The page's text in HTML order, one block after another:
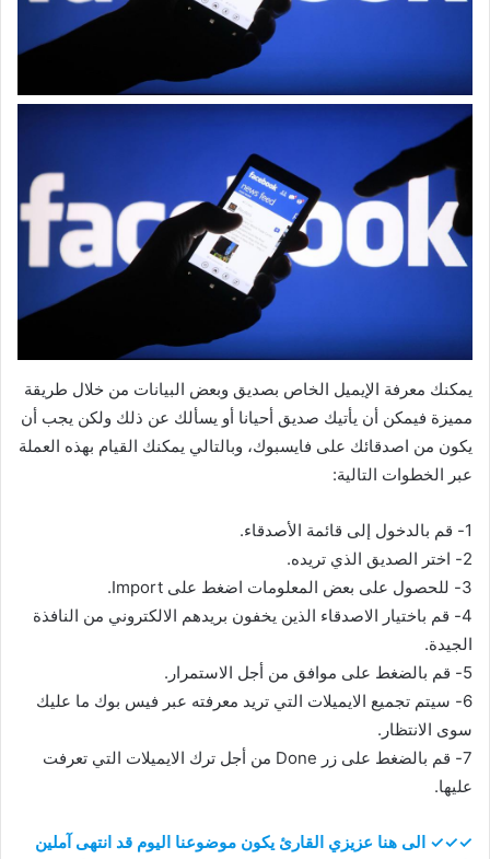
يمكنك معرفة الإيميل الخاص بصديق وبعض البيانات من خلال طريقة
مميزة فيمكن أن يأتيك صديق أحيانا أو يسألك عن ذلك ولكن يجب أن
يكون من اصدقائك على فايسبوك، وبالتالي يمكنك القيام بهذه العملة
عبر الخطوات التالية:
1- قم بالدخول إلى قائمة الأصدقاء.
2- اختر الصديق الذي تريده.
3- للحصول على بعض المعلومات اضغط على Import.
4- قم باختيار الاصدقاء الذين يخفون بريدهم الالكتروني من النافذة
الجيدة.
5- قم بالضغط على موافق من أجل الاستمرار.
6- سيتم تجميع الايميلات التي تريد معرفته عبر فيس بوك ما عليك
سوى الانتظار.
7- قم بالضغط على زر Done من أجل ترك الايميلات التي تعرفت
عليها.
✓✓✓ الى هنا عزيزي القارئ يكون موضوعنا اليوم قد انتهى آملين